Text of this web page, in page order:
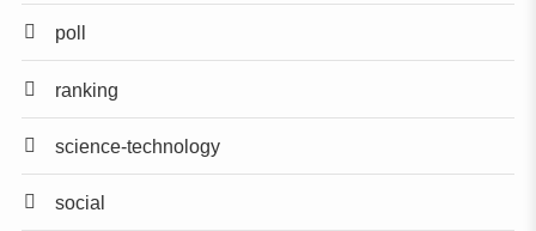
poll
ranking
science-technology
social